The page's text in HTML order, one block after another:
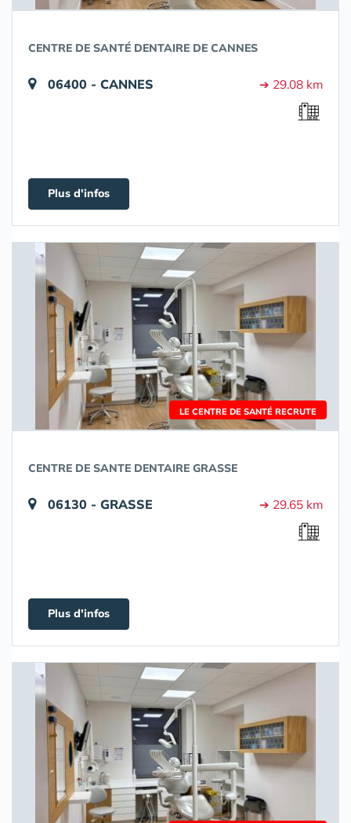
CENTRE DE SANTÉ DENTAIRE DE CANNES
06400 - CANNES ➔ 29.08 km
Plus d'infos
LE CENTRE DE SANTÉ RECRUTE
CENTRE DE SANTE DENTAIRE GRASSE
06130 - GRASSE ➔ 29.65 km
Plus d'infos